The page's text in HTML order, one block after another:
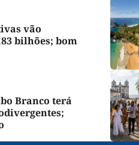
vão
bilhões; bom
Branco terá